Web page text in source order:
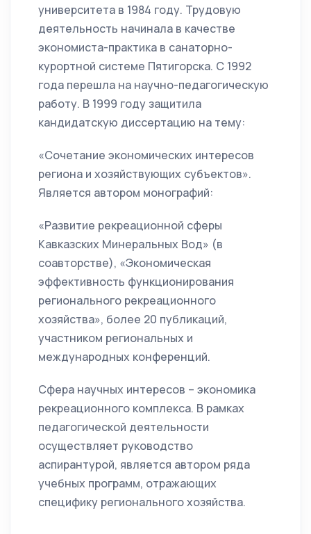
университета в 1984 году. Трудовую
деятельность начинала в качестве
экономиста-практика в санаторно-
курортной системе Пятигорска. С 1992
года перешла на научно-педагогическую
работу. В 1999 году защитила
кандидатскую диссертацию на тему:
«Сочетание экономических интересов
региона и хозяйствующих субъектов».
Является автором монографий:
«Развитие рекреационной сферы
Кавказских Минеральных Вод» (в
соавторстве), «Экономическая
эффективность функционирования
регионального рекреационного
хозяйства», более 20 публикаций,
участником региональных и
международных конференций.
Сфера научных интересов – экономика
рекреационного комплекса. В рамках
педагогической деятельности
осуществляет руководство
аспирантурой, является автором ряда
учебных программ, отражающих
специфику регионального хозяйства.